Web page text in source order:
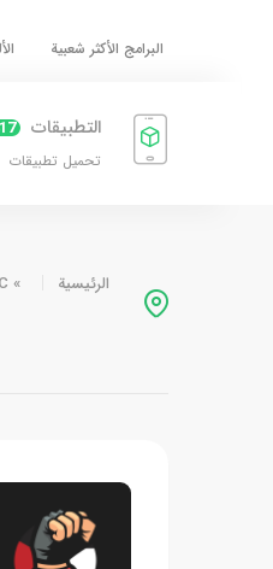
البرامج الأكثر شعبية
التطبيقات
تحميل تطبيقات
الرئيسية »